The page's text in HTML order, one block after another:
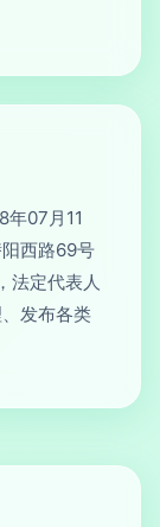
年07月11
西路69号
法定代表人
发布各类